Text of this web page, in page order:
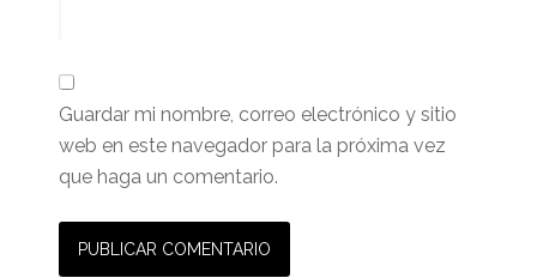
Guardar mi nombre, correo electrónico y sitio
web en este navegador para la próxima vez
que haga un comentario.